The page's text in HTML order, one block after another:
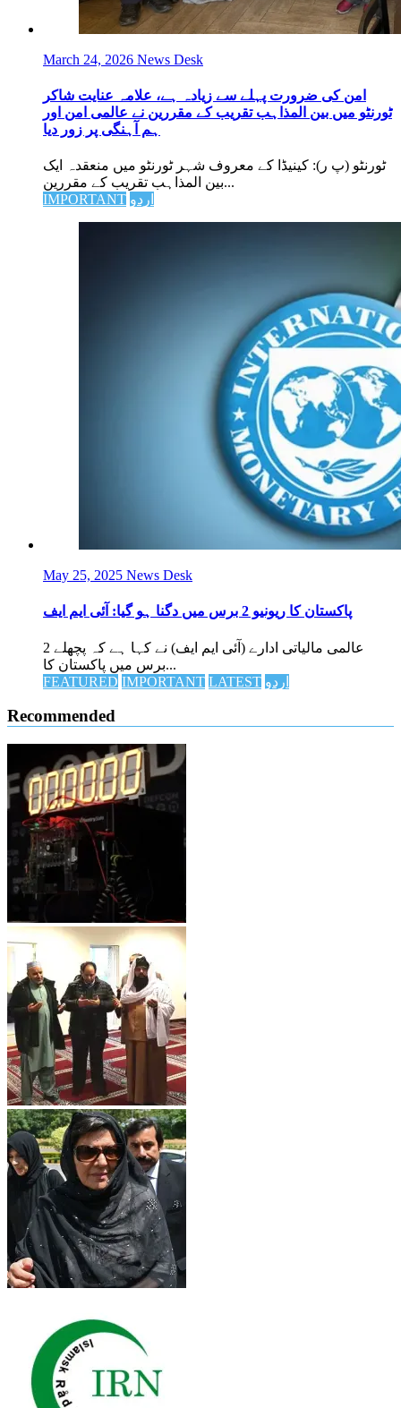
March 24, 2026 News Desk
امن کی ضرورت پہلے سے زیادہ ہے، علامہ عنایت شاکر
ٹورنٹو میں بین المذاہب تقریب کے مقررین نے عالمی امن اور
ہم آہنگی پر زور دیا
ٹورنٹو (پ ر): کینیڈا کے معروف شہر ٹورنٹو میں منعقدہ ایک
بین المذاہب تقریب کے مقررین...
IMPORTANT اردو
May 25, 2025 News Desk
پاکستان کا ریونیو 2 برس میں دگنا ہو گیا: آئی ایم ایف
عالمی مالیاتی ادارے (آئی ایم ایف) نے کہا ہے کہ پچھلے 2
برس میں پاکستان کا...
FEATURED IMPORTANT LATEST اردو
Recommended